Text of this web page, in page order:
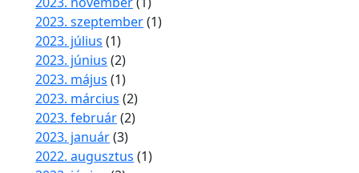
2023. szeptember(1)
2023. július (1)
2023. június (2)
2023. május (1)
2023. március (2)
2023. február(2)
2023. január(3)
2022. augusztus (1)